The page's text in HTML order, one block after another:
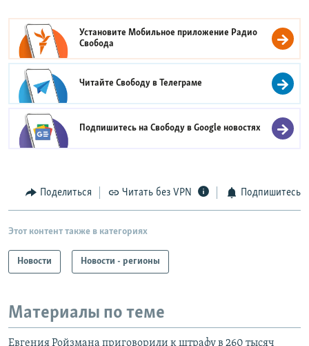
Установите Мобильное приложение Радио
Свобода
Читайте Свободу вТелеграме
Подпишитесь на Свободу вGoogle новостях
Поделиться Читать без VPN Подпишитесь
Этот контент также в категориях
Новости Новости - регионы
Материалы по теме
Евгения Ройзмана приговорили к штрафу в 260 тысяч